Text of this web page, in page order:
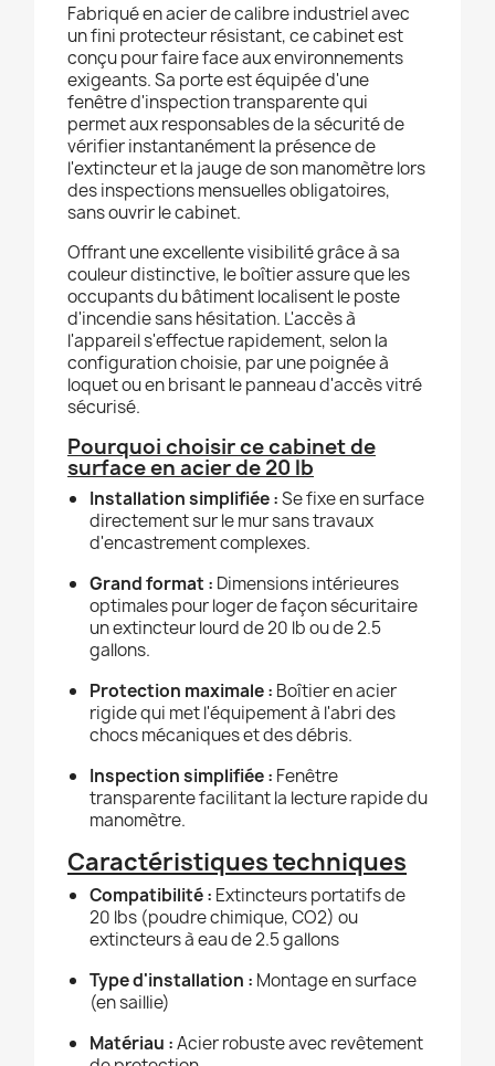
Fabriqué en acier de calibre industriel avec
un fini protecteur résistant, ce cabinet est
conçu pour faire face aux environnements
exigeants. Sa porte est équipée d'une
fenêtre d'inspection transparente qui
permet aux responsables de la sécurité de
vérifier instantanément la présence de
l'extincteur et la jauge de son manomètre lors
des inspections mensuelles obligatoires,
sans ouvrir le cabinet.
Offrant une excellente visibilité grâce à sa
couleur distinctive, le boîtier assure que les
occupants du bâtiment localisent le poste
d'incendie sans hésitation. L'accès à
l'appareil s'effectue rapidement, selon la
configuration choisie, par une poignée à
loquet ou en brisant le panneau d'accès vitré
sécurisé.
Pourquoi choisir ce cabinet de
surface en acier de 20 lb
Installation simplifiée :Se fixe en surface
directement sur le mur sans travaux
d'encastrement complexes.
Grand format : Dimensions intérieures
optimales pour loger de façon sécuritaire
un extincteur lourd de 20 lb ou de 2.5
gallons.
Protection maximale : Boîtier en acier
rigide qui met l'équipement à l'abri des
chocs mécaniques et des débris.
Inspection simplifiée : Fenêtre
transparente facilitant la lecture rapide du
manomètre.
Caractéristiques techniques
Compatibilité : Extincteurs portatifs de
20 lbs (poudre chimique, CO2) ou
extincteurs à eau de 2.5 gallons
Type d'installation : Montage en surface
(en saillie)
Matériau :Acier robuste avec revêtement